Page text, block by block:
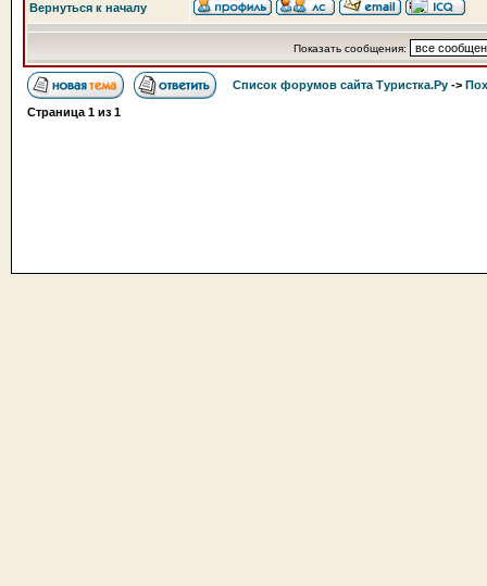
Вернуться к началу
Показать сообщения:
Список форумов сайта Туристка.Ру ->
Страница 1 из 1